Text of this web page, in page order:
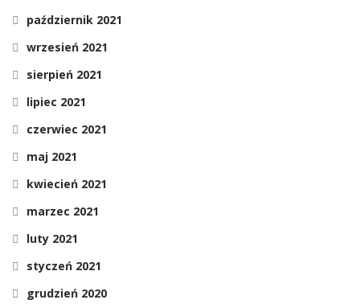
październik 2021
wrzesień 2021
sierpień 2021
lipiec 2021
czerwiec 2021
maj 2021
kwiecień 2021
marzec 2021
luty 2021
styczeń 2021
grudzień 2020